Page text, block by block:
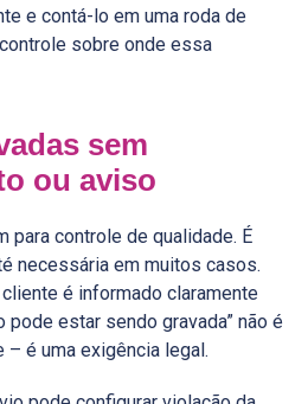
e contá-lo em uma roda de
sobre onde essa
sem
ou aviso
para controle de qualidade. É
necessária em muitos casos.
é informado claramente
pode estar sendo gravada” não é
– é uma exigência legal.